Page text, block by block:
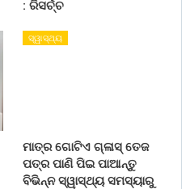
: ରିସର୍ଚ୍ଚ
ସ୍ୱାସ୍ଥ୍ୟ
ମାତ୍ର ଗୋଟିଏ ଗ୍ଳାସ୍ ତେଜ
ପତ୍ର ପାଣି ପିଇ ପାଆନ୍ତୁ
ବିଭିନ୍ନ ସ୍ୱାସ୍ଥ୍ୟ ସମସ୍ୟାରୁ